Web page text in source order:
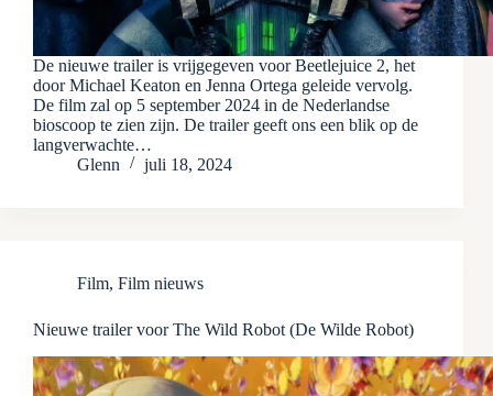
De nieuwe trailer is vrijgegeven voor Beetlejuice 2, het
door Michael Keaton en Jenna Ortega geleide vervolg.
De film zal op 5 september 2024 in de Nederlandse
bioscoop te zien zijn. De trailer geeft ons een blik op de
langverwachte…
Glenn
juli 18, 2024
Film, Film nieuws
Nieuwe trailer voor The Wild Robot (De Wilde Robot)